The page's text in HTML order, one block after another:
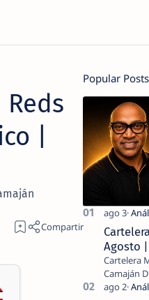
|
Popular Posts
Agosto
Cartelera
Camaján Deportivo ⚾